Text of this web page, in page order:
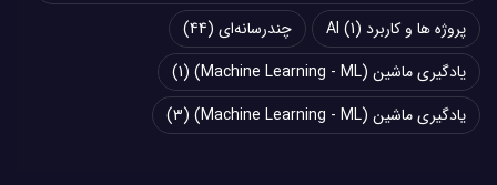
پروژه ها و کاربرد AI (1) چند‌‌رسانه‌ای (44)
یادگیری ماشین (Machine Learning - ML)
(1)
یادگیری ماشین (Machine Learning - ML)
(3)